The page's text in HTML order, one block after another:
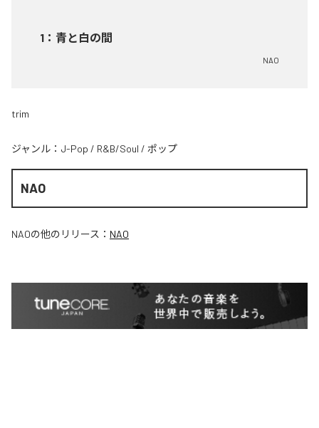
1 ： 青と白の間
NAO
trim
ジャンル： J-Pop / R&B/Soul / ポップ
NAO
NAOの他のリリース： NAO